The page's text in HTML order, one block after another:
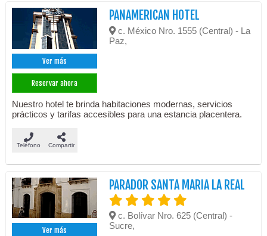
Ver más
Reservar ahora
PANAMERICAN HOTEL
c. México Nro. 1555 (Central) - La
Paz,
Nuestro hotel te brinda habitaciones modernas, servicios
prácticos y tarifas accesibles para una estancia placentera.
Teléfono Compartir
Ver más
PARADOR SANTA MARIA LA REAL
c. Bolívar Nro. 625 (Central) -
Sucre,